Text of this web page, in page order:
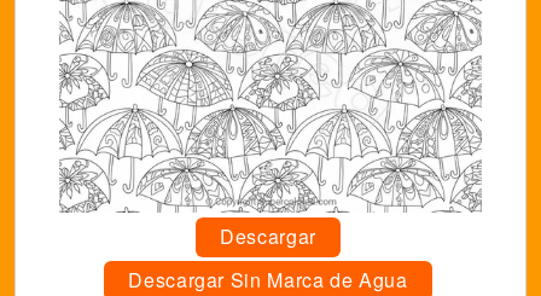
Descargar
Descargar Sin Marca de Agua